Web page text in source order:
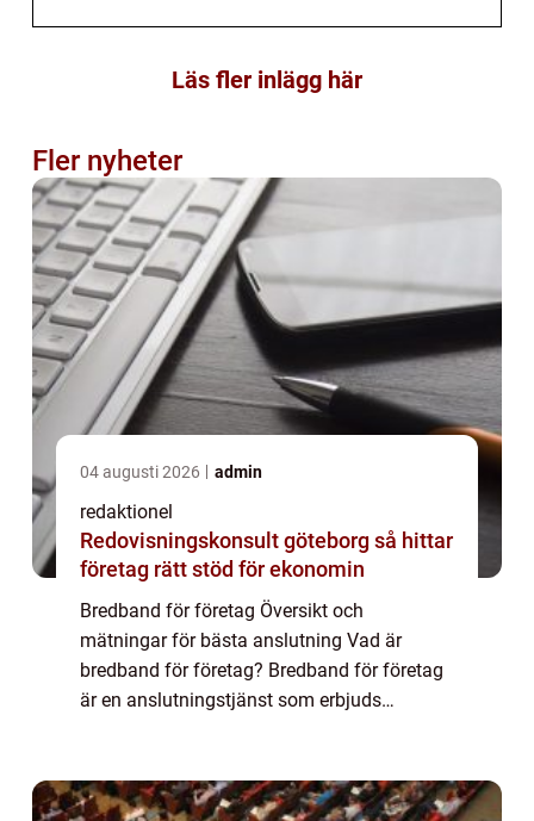
Läs fler inlägg här
Fler nyheter
04 augusti 2026 admin
redaktionel
Redovisningskonsult göteborg så hittar
företag rätt stöd för ekonomin
Bredband för företag Översikt och
mätningar för bästa anslutning Vad är
bredband för företag? Bredband för företag
är en anslutningstjänst som erbjuds
som är a...